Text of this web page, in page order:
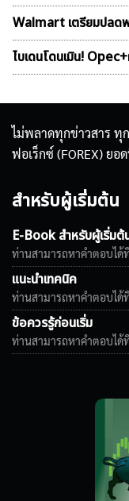
Walmart เตรียมปลด
ไบเดนโดนเมิน!
ไม่พลาดทุกข่าวสาร ทุ
ฟอเร็กซ์ (FOREX) ย
สำหรับผู้เริ่มต้น
E-Book สำหรับผู้เริ่มต้
ท่านสามารถหาคำตอบได้
แนะนำเทคนิค
ท่านสามารถหาคำตอบได้
ข้อควรรู้ก่อนเริ่ม
ท่านสามารถหาคำตอบได้